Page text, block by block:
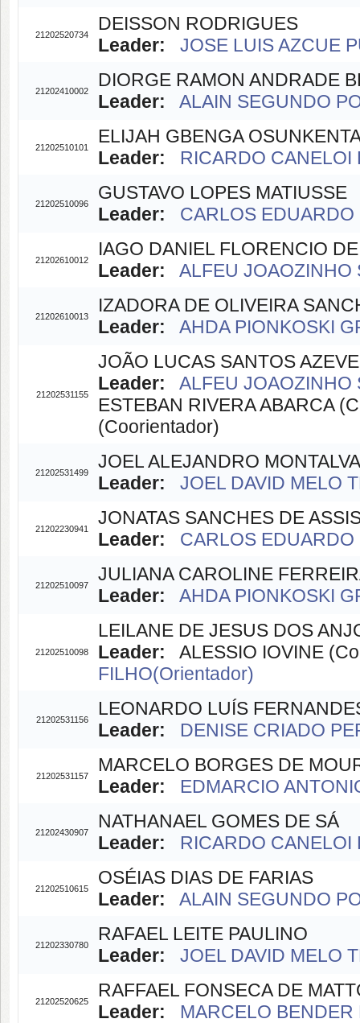
21202520734
DEISSON RODRIGUES
Leader:
JOSE LUIS AZCUE
21202410002
DIORGE RAMON ANDRADE
Leader:
ALAIN SEGUNDO
21202510101
ELIJAH GBENGA
Leader:
RICARDO
21202510096
GUSTAVO LOPES MATIUSSE
Leader:
CARLOS
21202610012
IAGO DANIEL FLORENCIO
Leader:
ALFEU JOAOZINHO
21202610013
IZADORA DE OLIVEIRA
Leader:
AHDA PIONKOSKI
21202531155
JOÃO LUCAS SANTOS
Leader:
ALFEU
ESTEBAN RIVERA ABARCA
(Coorientador)
21202531499
JOEL ALEJANDRO
Leader:
JOEL DAVID MELO
21202230941
JONATAS SANCHES DE
Leader:
CARLOS
21202510097
JULIANA CAROLINE
Leader:
AHDA PIONKOSKI
21202510098
LEILANE DE JESUS DOS
Leader: ALESSIO IOVINE
FILHO(Orientador)
21202531156
LEONARDO LUÍS
Leader:
DENISE CRIADO
21202531157
MARCELO BORGES DE
Leader:
EDMARCIO
21202430907
NATHANAEL GOMES DE SÁ
Leader:
RICARDO
21202510615
OSÉIAS DIAS DE FARIAS
Leader:
ALAIN SEGUNDO
21202330780
RAFAEL LEITE PAULINO
Leader:
JOEL DAVID MELO
21202520625
RAFFAEL FONSECA DE
Leader:
MARCELO